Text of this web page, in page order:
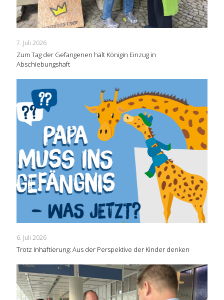
7. Juli 2026
Zum Tag der Gefangenen hält Königin Einzug in
Abschiebungshaft
6. Juli 2026
Trotz Inhaftierung: Aus der Perspektive der Kinder denken